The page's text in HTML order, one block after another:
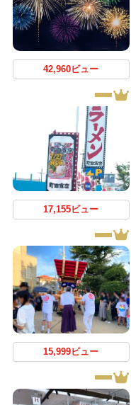
42,960ビュー
17,155ビュー
15,999ビュー